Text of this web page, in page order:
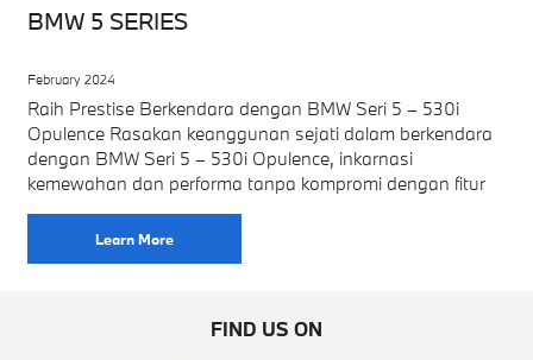
BMW 5 SERIES
February 2024
Raih Prestise Berkendara dengan BMW Seri 5 – 530i
Opulence Rasakan keanggunan sejati dalam berkendara
dengan BMW Seri 5 – 530i Opulence, inkarnasi
kemewahan dan performa tanpa kompromi dengan fitur
Learn More
FIND US ON